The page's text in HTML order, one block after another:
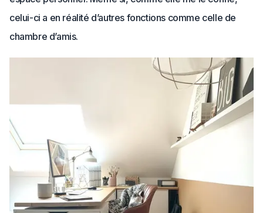
celui-ci a en réalité d’autres fonctions comme celle de
chambre d’amis.